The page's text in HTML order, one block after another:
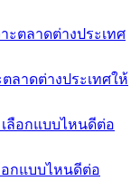
ตลาดต่างประเทศให้
อกแบบไหนดีต่อ